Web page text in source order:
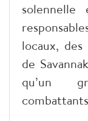
locaux,
de
qu’un